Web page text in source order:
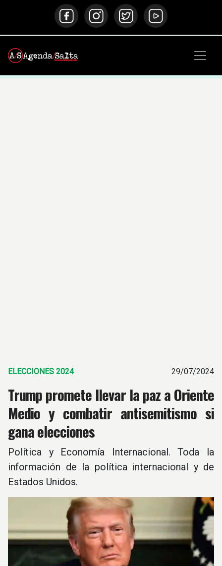
ELECCIONES 2024 29/07/2024
Trump promete llevar la paz a Oriente
Medio y combatir antisemitismo si
gana elecciones
Política y Economía Internacional. Toda la
información de la política internacional y de
Estados Unidos.